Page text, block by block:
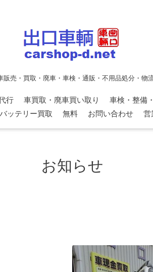
販売・買取・廃車・車検・通販・不用品処分・物
行 車買取・廃車買い取り 車検・整備
ッテリー買取 無料 お問い合わせ 営
お知らせ